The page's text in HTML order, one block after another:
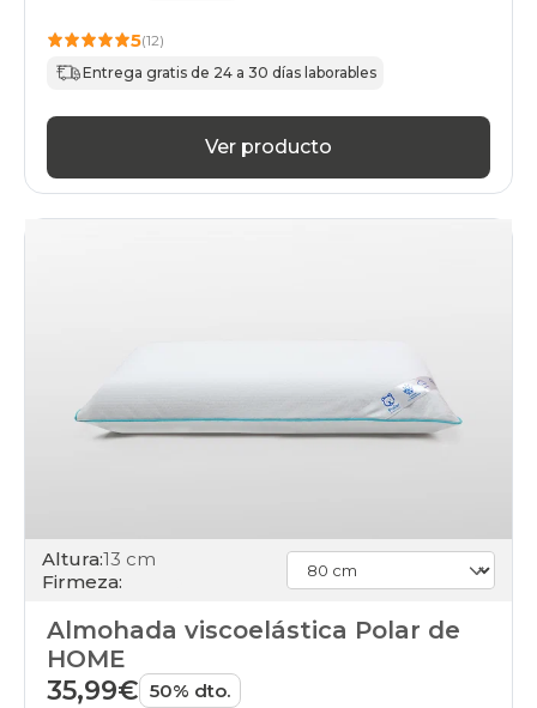
5(12)
Entrega gratis de 24 a 30 días laborables
Ver producto
Altura:13 cm
Firmeza:
Almohada viscoelástica Polar de
HOME
35,99€ 50% dto.